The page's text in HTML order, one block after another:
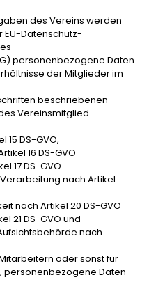
des Vereins werden
Datenschutz-
personenbezogene Daten
der Mitglieder im
beschriebenen
Vereinsmitglied
15 DS-GVO,
16 DS-GVO
17 DS-GVO
nach Artikel
nach Artikel 20 DS-GVO
21 DS-GVO und
nach
oder sonst für
personenbezogene Daten